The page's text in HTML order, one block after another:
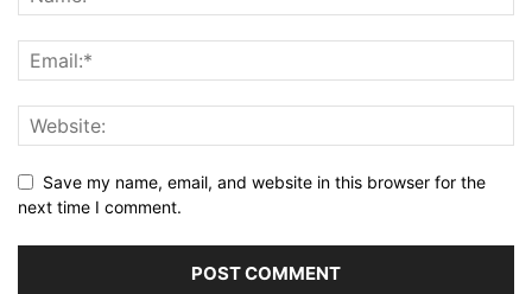
Save my name, email, and website in this browser for the
next time I comment.